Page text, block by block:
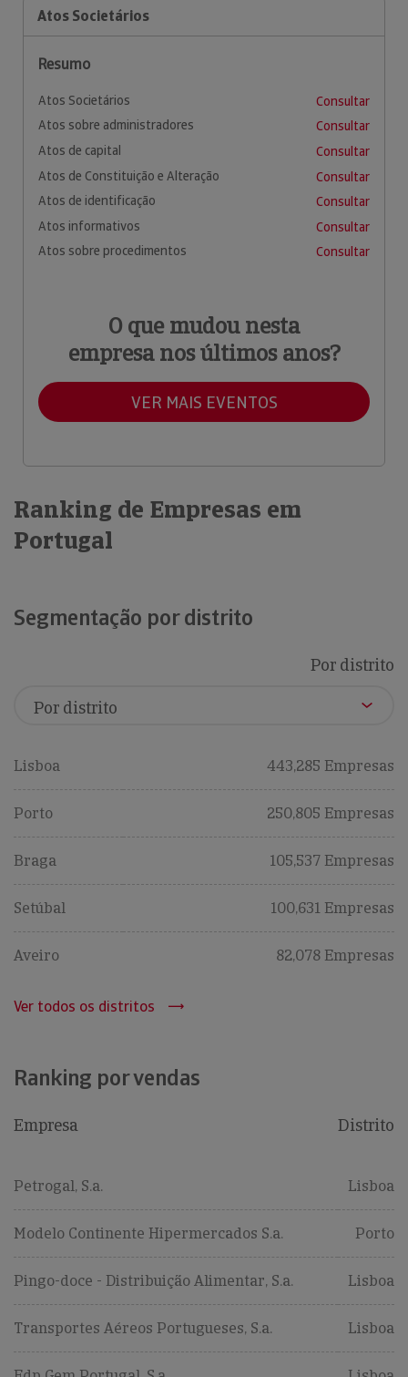
Atos Societários
Resumo
Atos Societários
Consultar
Atos sobre administradores
Consultar
Atos de capital
Consultar
Atos de Constituição e Alteração
Consultar
Atos de identificação
Consultar
Atos informativos
Consultar
Atos sobre procedimentos
Consultar
O que mudou nesta
empresa nos últimos anos?
VER MAIS EVENTOS
Ranking de Empresas em
Portugal
Segmentação por distrito
Por distrito
Lisboa 443,285 Empresas
Porto 250,805 Empresas
Braga 105,537 Empresas
Setúbal 100,631 Empresas
Aveiro 82,078 Empresas
Ver todos os distritos
Ranking por vendas
Empresa Distrito
Petrogal, S.a. Lisboa
Modelo Continente Hipermercados S.a. Porto
Pingo-doce - Distribuição Alimentar, S.a. Lisboa
Transportes Aéreos Portugueses, S.a. Lisboa